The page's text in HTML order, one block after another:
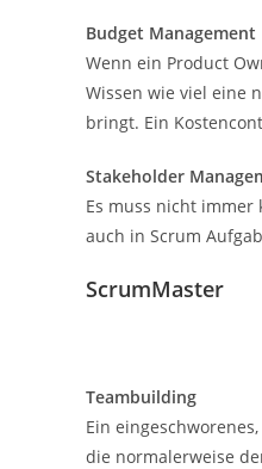
Budget Management
Wenn ein Product
Wissen wie viel eine
bringt. Ein
Stakeholder
Es muss nicht
auch in Scrum
ScrumMaster
Teambuilding
Ein
die normalerweise